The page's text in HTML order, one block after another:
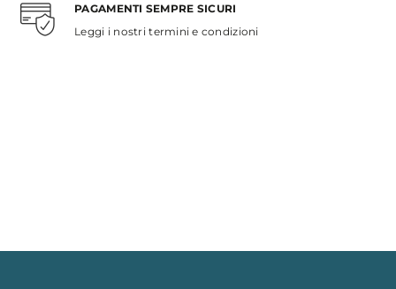
PAGAMENTI SEMPRE SICURI
Leggi i nostri termini e condizioni